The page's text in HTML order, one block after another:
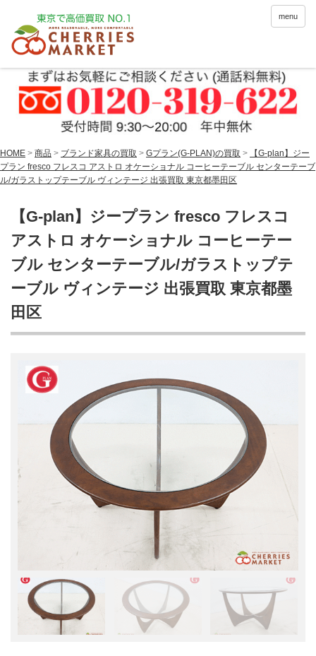
menu
HOME > 商品 > ブランド家具の買取 > Gプラン(G-PLAN)の買取 >
【G-plan】ジー
プラン fresco フレスコ アストロ オケーショナル コーヒーテーブル センターテーブ
ル/ガラストップテーブル ヴィンテージ 出張買取 東京都墨田区
【G-plan】ジープラン fresco フレスコ
アストロ オケーショナル コーヒーテー
ブル センターテーブル/ガラストップテ
ーブル ヴィンテージ 出張買取 東京都墨
田区